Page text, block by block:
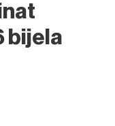
bijela